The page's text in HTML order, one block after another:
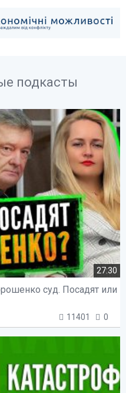
подкасты
27:30
суд. Посадят или
11401 0